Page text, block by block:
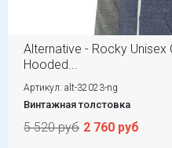
Alternative - Rocky
Hooded...
Артикул: alt-32023-ng
Винтажная толстовка
5 520 руб 2 760 руб